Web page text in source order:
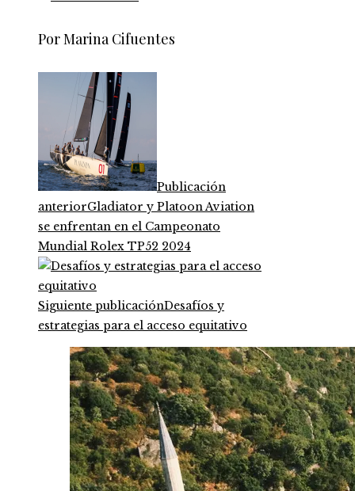
Por Marina Cifuentes
Publicación
anteriorGladiator y Platoon Aviation
se enfrentan en el Campeonato
Mundial Rolex TP52 2024
Siguiente publicaciónDesafíos y
estrategias para el acceso equitativo